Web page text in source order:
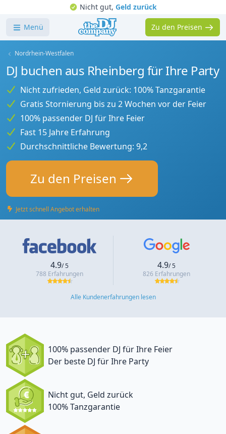
Nicht gut,Geld zurück
Menü Zu den Preisen
Nordrhein-Westfalen
DJ buchen aus Rheinberg für Ihre Party
Nicht zufrieden, Geld zurück: 100% Tanzgarantie
Gratis Stornierung bis zu 2 Wochen vor der Feier
100% passender DJ für Ihre Feier
Fast 15 Jahre Erfahrung
Durchschnittliche Bewertung: 9,2
Zu den Preisen
Jetzt schnell Angebot erhalten
4.9/ 5
788 Erfahrungen
4.9/ 5
826 Erfahrungen
Alle Kundenerfahrungen lesen
100% passender DJ für Ihre Feier
Der beste DJ für Ihre Party
Nicht gut, Geld zurück
100% Tanzgarantie